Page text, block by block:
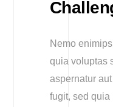
Nemo
quia voluptas
aspernatur
fugit, sed quia